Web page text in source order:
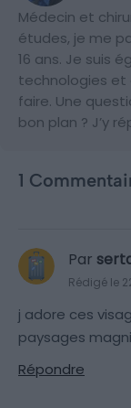
Médecin et
études, je me
16 ans. Je suis
technologies
faire. Une
bon plan ? J’y
1
Par
Rédigé le
j adore ces
paysages
Répondre